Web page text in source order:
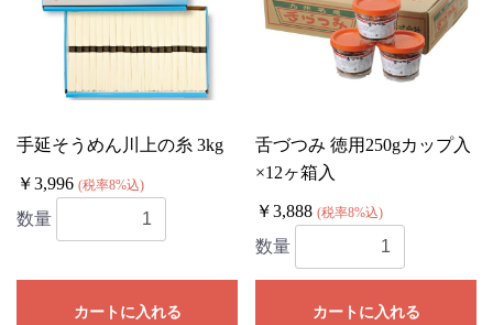
手延そうめん川上の糸 3kg
￥3,996 (税率8%込)
数量
カートに入れる
舌づつみ 徳用250gカップ入
×12ヶ箱入
￥3,888 (税率8%込)
数量
カートに入れる